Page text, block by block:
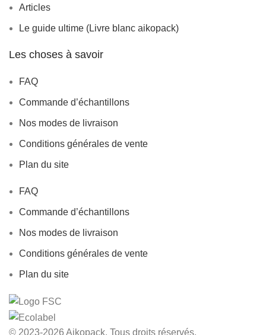
Articles
Le guide ultime (Livre blanc aikopack)
Les choses à savoir
FAQ
Commande d’échantillons
Nos modes de livraison
Conditions générales de vente
Plan du site
FAQ
Commande d’échantillons
Nos modes de livraison
Conditions générales de vente
Plan du site
© 2023-2026 Aikopack. Tous droits réservés.